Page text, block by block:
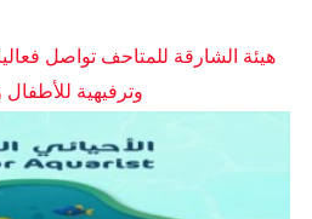
هيئة الشارقة للمتاحف تواصل
وترفيهية للأطفال